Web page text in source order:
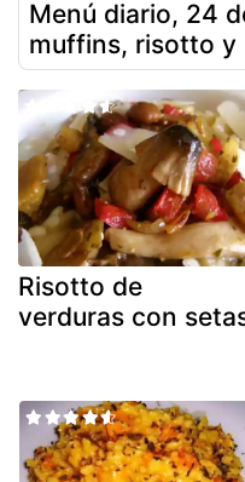
Menú diario, 24
muffins, risotto y
Risotto de
verduras con